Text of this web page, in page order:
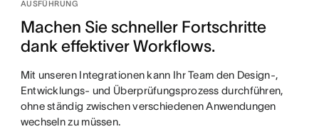
AUSFÜHRUNG
Machen Sie schneller Fortschritte
dank effektiver Workflows.
Mit unseren Integrationen kann Ihr Team den Design-,
Entwicklungs- und Überprüfungsprozess durchführen,
ohne ständig zwischen verschiedenen Anwendungen
wechseln zu müssen.